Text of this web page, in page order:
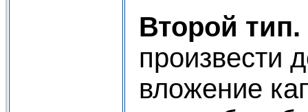
Второй тип.
произвести
вложение